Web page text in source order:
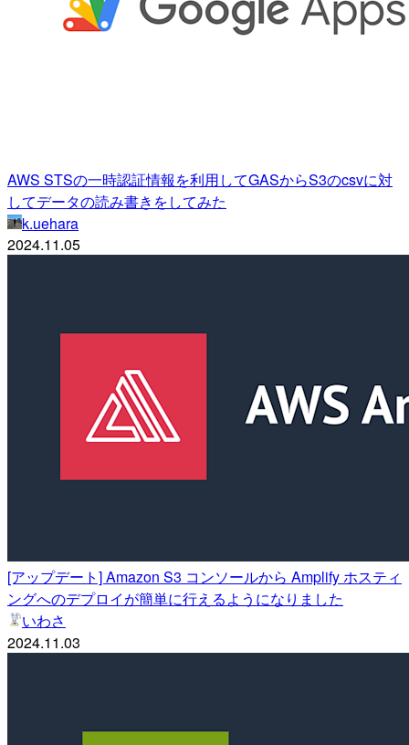
AWS STSの一時認証情報を利用してGASからS3のcsvに対
してデータの読み書きをしてみた
k.uehara
2024.11.05
[アップデート] Amazon S3 コンソールから Amplify ホスティ
ングへのデプロイが簡単に行えるようになりました
いわさ
2024.11.03